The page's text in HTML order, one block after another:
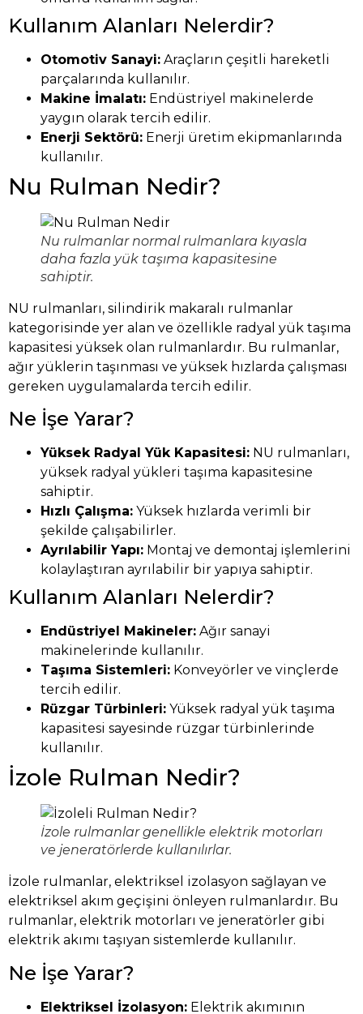
Kullanım Alanları Nelerdir?
Otomotiv Sanayi: Araçların çeşitli hareketli
parçalarında kullanılır.
Makine İmalatı: Endüstriyel makinelerde
yaygın olarak tercih edilir.
Enerji Sektörü: Enerji üretim ekipmanlarında
kullanılır.
Nu Rulman Nedir?
Nu rulmanlar normal rulmanlara kıyasla
daha fazla yük taşıma kapasitesine
sahiptir.
NU rulmanları, silindirik makaralı rulmanlar
kategorisinde yer alan ve özellikle radyal yük taşıma
kapasitesi yüksek olan rulmanlardır. Bu rulmanlar,
ağır yüklerin taşınması ve yüksek hızlarda çalışması
gereken uygulamalarda tercih edilir.
Ne İşe Yarar?
Yüksek Radyal Yük Kapasitesi: NU rulmanları,
yüksek radyal yükleri taşıma kapasitesine
sahiptir.
Hızlı Çalışma: Yüksek hızlarda verimli bir
şekilde çalışabilirler.
Ayrılabilir Yapı: Montaj ve demontaj işlemlerini
kolaylaştıran ayrılabilir bir yapıya sahiptir.
Kullanım Alanları Nelerdir?
Endüstriyel Makineler: Ağır sanayi
makinelerinde kullanılır.
Taşıma Sistemleri: Konveyörler ve vinçlerde
tercih edilir.
Rüzgar Türbinleri: Yüksek radyal yük taşıma
kapasitesi sayesinde rüzgar türbinlerinde
kullanılır.
İzole Rulman Nedir?
İzole rulmanlar genellikle elektrik motorları
ve jeneratörlerde kullanılırlar.
İzole rulmanlar, elektriksel izolasyon sağlayan ve
elektriksel akım geçişini önleyen rulmanlardır. Bu
rulmanlar, elektrik motorları ve jeneratörler gibi
elektrik akımı taşıyan sistemlerde kullanılır.
Ne İşe Yarar?
Elektriksel İzolasyon: Elektrik akımının